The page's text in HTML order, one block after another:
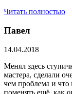
Читать полностью
Павел
14.04.2018
Менял здесь
мастера, сделали
чем проблема и что
поменять ещё, как